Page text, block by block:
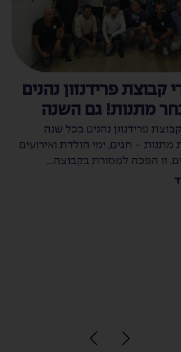
קבוצת פרידנזון נהנים
מתנות! גם השנה
פרידנזון נהנים בכל שנה
מתנות - חגים, ימי הולדת ואירועים
זו הפכה למסורת בקבוצה...